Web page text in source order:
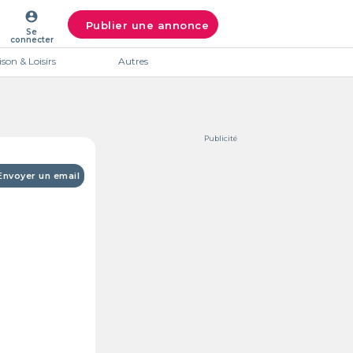
account_circle
Se
connecter
Publier une annonce
& Loisirs Autres
un email
Publicité